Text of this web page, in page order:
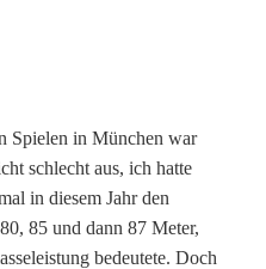
Spielen in München war
schlecht aus, ich hatte
in diesem Jahr den
85 und dann 87 Meter,
bedeutete. Doch